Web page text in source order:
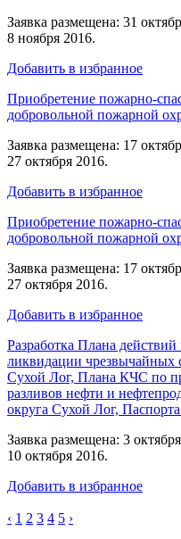
Заявка размещена: 31
8 ноября 2016.
Добавить в избранное
Приобретение пожарно-
добровольной пожарной
Заявка размещена: 17
27 октября 2016.
Добавить в избранное
Приобретение пожарно-
добровольной пожарной
Заявка размещена: 17
27 октября 2016.
Добавить в избранное
Разработка Плана
ликвидации чрезвычайных
Сухой Лог, Плана КЧС по
разливов нефти и
округа Сухой Лог,
Заявка размещена: 3
10 октября 2016.
Добавить в избранное
‹ 1 2 3 4 5 ›